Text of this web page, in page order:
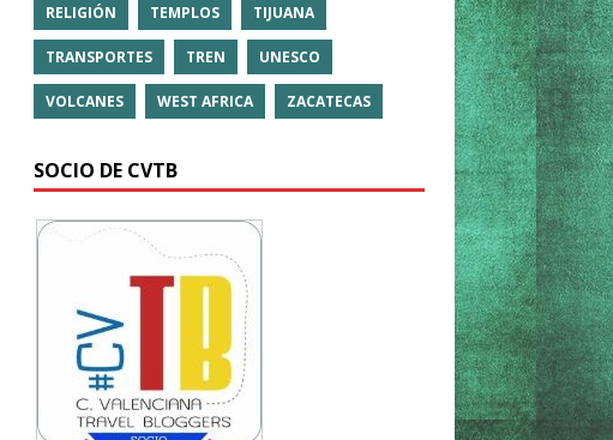
RELIGIÓN TEMPLOS TIJUANA
TRANSPORTES TREN UNESCO
VOLCANES WEST AFRICA ZACATECAS
SOCIO DE CVTB